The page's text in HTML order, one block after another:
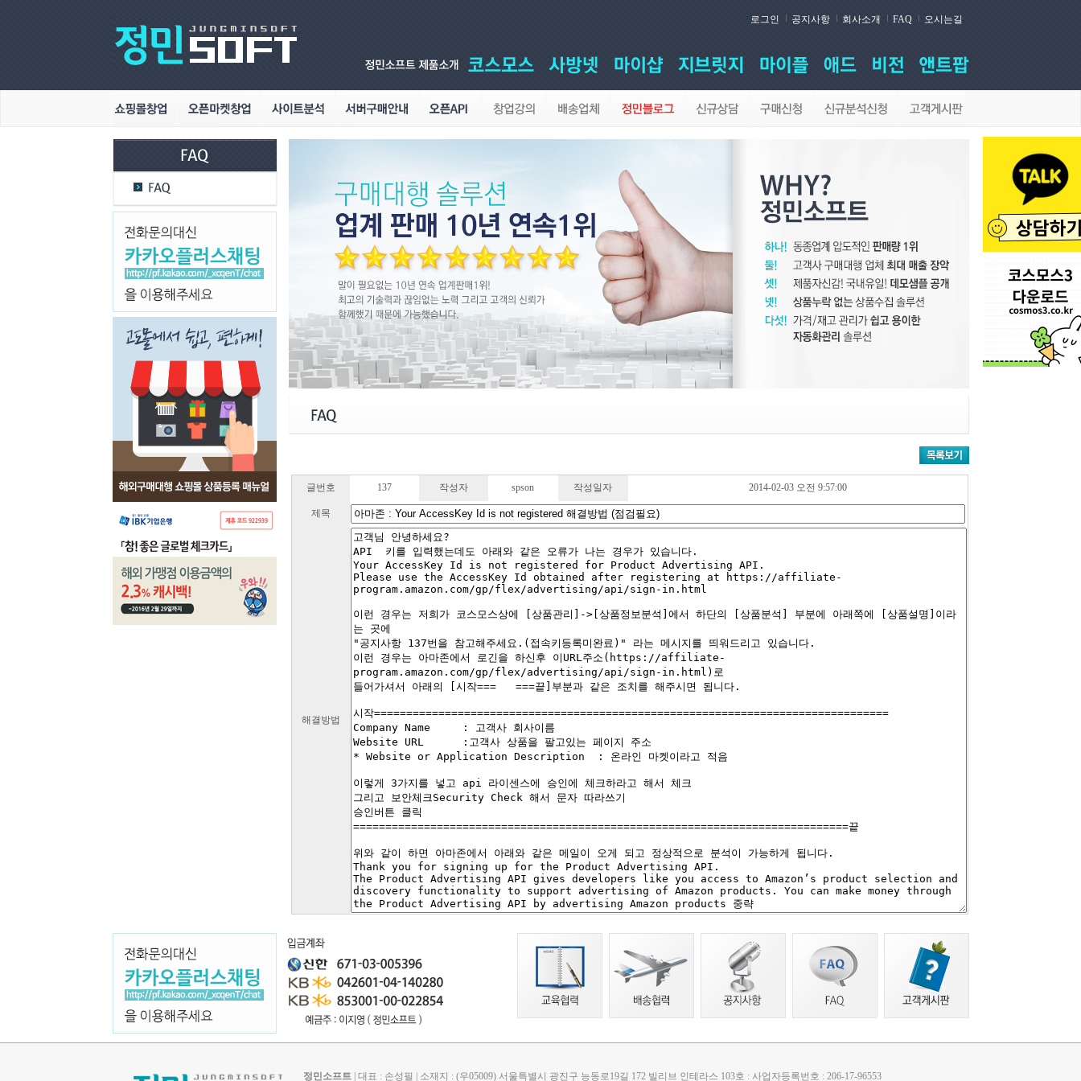
로그인 공지사항 회사소개 FAQ 오시는길
글번호 137 작성자 spson 작성일자 2014-02-03 오전 9:57:00
제목
해결방법
정민소프트| 대표 : 손성필 | 소재지 : (우05009) 서울특별시 광진구 능동로19길 172 빌리브 인테라스 103호 : 사업자등록번호 : 206-17-96553